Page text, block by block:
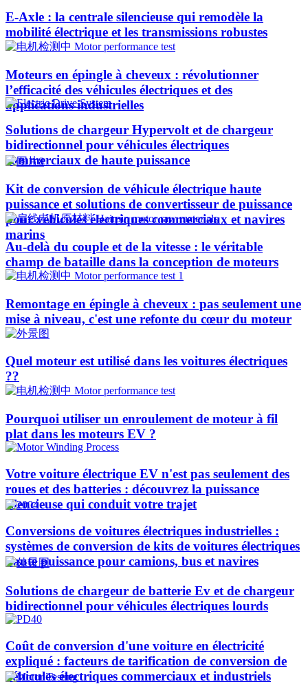
E-Axle : la centrale silencieuse qui remodèle la
mobilité électrique et les transmissions robustes
Moteurs en épingle à cheveux : révolutionner
l’efficacité des véhicules électriques et des
applications industrielles
Solutions de chargeur Hypervolt et de chargeur
bidirectionnel pour véhicules électriques
commerciaux de haute puissance
Kit de conversion de véhicule électrique haute
puissance et solutions de convertisseur de puissance
pour véhicules électriques commerciaux et navires
marins
Au-delà du couple et de la vitesse : le véritable
champ de bataille dans la conception de moteurs
Remontage en épingle à cheveux : pas seulement une
mise à niveau, c'est une refonte du cœur du moteur
Quel moteur est utilisé dans les voitures électriques
??​​
Pourquoi utiliser un enroulement de moteur à fil
plat dans les moteurs EV ?
Votre voiture électrique EV n'est pas seulement des
roues et des batteries : découvrez la puissance
silencieuse qui conduit votre trajet
Conversions de voitures électriques industrielles :
systèmes de conversion de kits de voitures électriques
haute puissance pour camions, bus et navires
Solutions de chargeur de batterie Ev et de chargeur
bidirectionnel pour véhicules électriques lourds
Coût de conversion d'une voiture en électricité
expliqué : facteurs de tarification de conversion de
véhicules électriques commerciaux et industriels